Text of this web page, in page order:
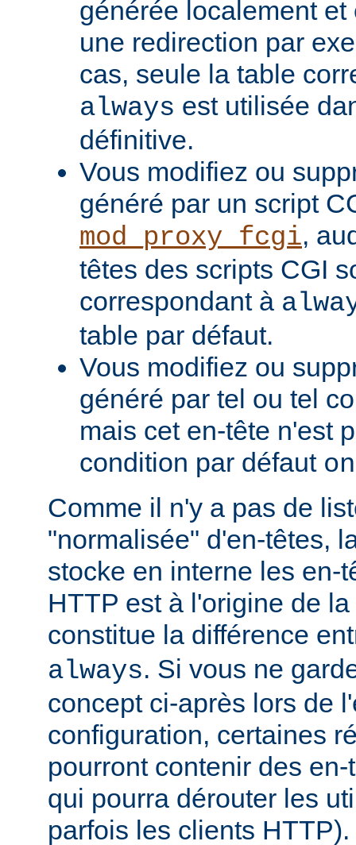
générée localement
une redirection par
cas, seule la table
always est utilisée
définitive.
Vous modifiez ou
généré par un script
mod_proxy_fcgi,
têtes des scripts CGI
correspondant à
table par défaut.
Vous modifiez ou
généré par tel ou tel
mais cet en-tête n'est
condition par défaut
Comme il n'y a pas de
"normalisée" d'en-têtes,
stocke en interne les en-
HTTP est à l'origine de
constitue la différence
always. Si vous ne
concept ci-après lors de
configuration, certaines
pourront contenir des
qui pourra dérouter les
parfois les clients